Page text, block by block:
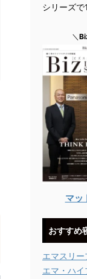
シリーズで
＼
マッ
おすすめ
エマスリー
エマ・ハイ